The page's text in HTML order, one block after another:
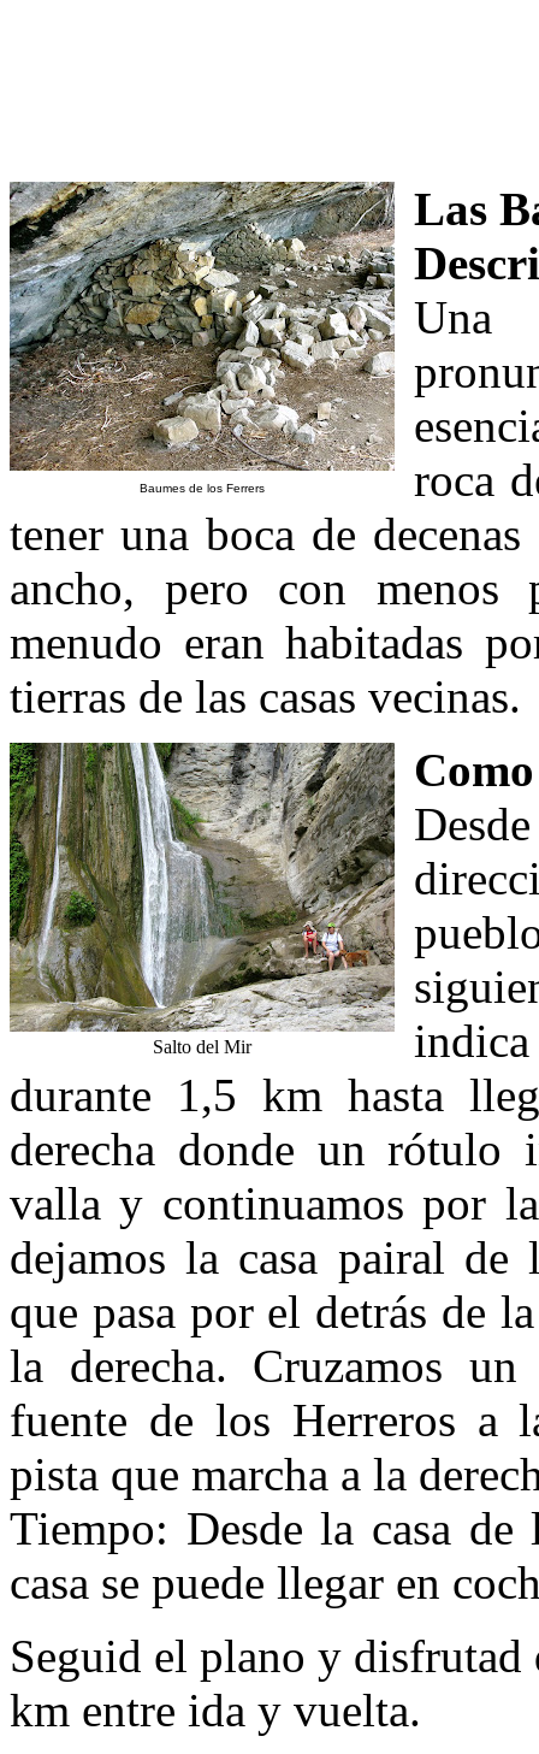
Baumes de los Ferrers
Las
Una
roca
tener una boca de
ancho, pero con menos
menudo eran habitadas
tierras de las casas vecinas.
Salto del Mir
durante 1,5 km hasta
derecha donde un rótulo
valla y continuamos por
dejamos la casa pairal
que pasa por el detrás de
la derecha. Cruzamos
fuente de los Herreros a
pista que marcha a la
Tiempo: Desde la casa
casa se puede llegar en
Seguid el plano y disfrutad
km entre ida y vuelta.